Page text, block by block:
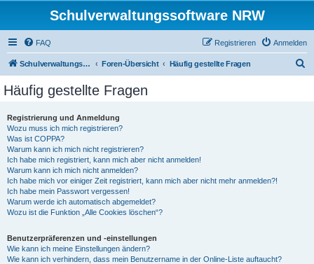
Schulverwaltungssoftware NRW
FAQ Anmelden
Registrieren
Schulverwaltungssoftware NRW Foren-Übersicht Häufig gestellte Fragen
Häufig gestellte Fragen
Registrierung und Anmeldung
Wozu muss ich mich registrieren?
Was ist COPPA?
Warum kann ich mich nicht registrieren?
Ich habe mich registriert, kann mich aber nicht anmelden!
Warum kann ich mich nicht anmelden?
Ich habe mich vor einiger Zeit registriert, kann mich aber nicht mehr anmelden?!
Ich habe mein Passwort vergessen!
Warum werde ich automatisch abgemeldet?
Wozu ist die Funktion „Alle Cookies löschen“?
Benutzerpräferenzen und -einstellungen
Wie kann ich meine Einstellungen ändern?
Wie kann ich verhindern, dass mein Benutzername in der Online-Liste auftaucht?